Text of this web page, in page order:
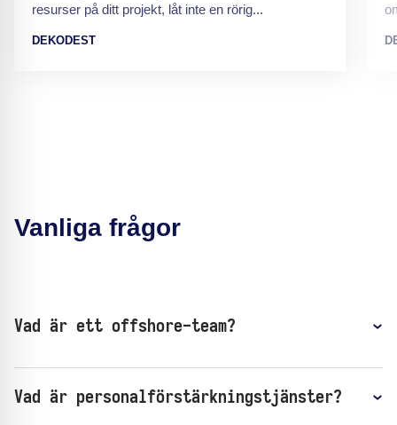
resurser på ditt projekt, låt inte en rörig...
DEKODEST
Vanliga frågor
Vad är ett offshore-team?
Vad är personalförstärkningstjänster?